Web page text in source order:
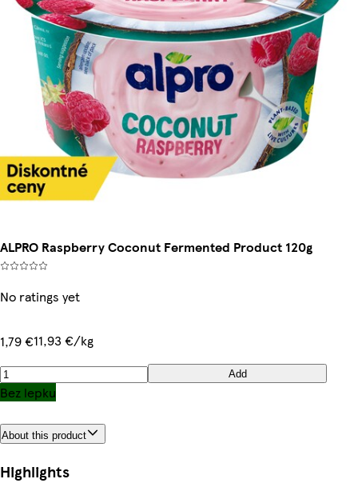
ALPRO Raspberry Coconut Fermented Product 120g
No ratings yet
1,79 €11,93 €/kg
Add
Bez lepku
About this product
Highlights